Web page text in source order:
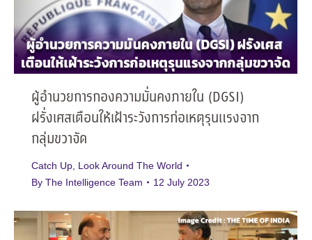
ผู้อำนวยการกองความมั่นคงภายใน (DGSI)
ฝรั่งเศสเตือนให้เฝ้าระวังการก่อเหตุรุนแรงจาก
กลุ่มขวาจัด
Catch Up Look Around The World
By The Intelligence Team 12 July 2023